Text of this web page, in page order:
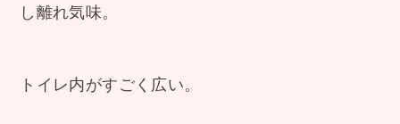
し離れ気味。
トイレ内がすごく広い。